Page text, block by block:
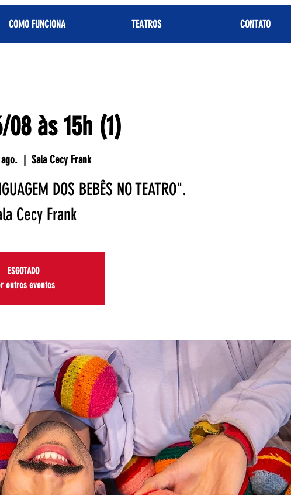
COMO FUNCIONA TEATROS CONTATO
08 às 15h (1)
  |
Sala Cecy Frank
DOS BEBÊS NO TEATRO".
Cecy Frank
ESGOTADO
outros eventos